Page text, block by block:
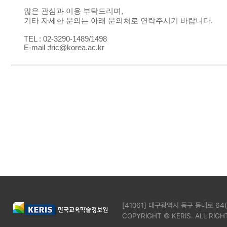
많은 관심과 이용 부탁드리며,
기타 자세한 문의는 아래 문의처로 연락주시기 바랍니다.
TEL : 02-3290-1489/1498
E-mail :fric@korea.ac.kr
[41061] 대구광역시 동구 동내로
COPYRIGHT © KERIS. ALL